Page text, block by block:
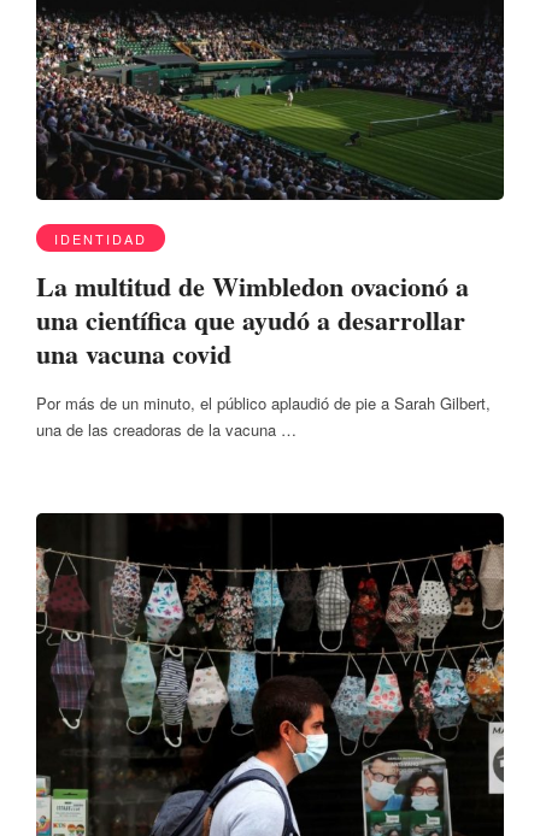
IDENTIDAD
La multitud de Wimbledon ovacionó a
una científica que ayudó a desarrollar
una vacuna covid
Por más de un minuto, el público aplaudió de pie a Sarah Gilbert,
una de las creadoras de la vacuna …